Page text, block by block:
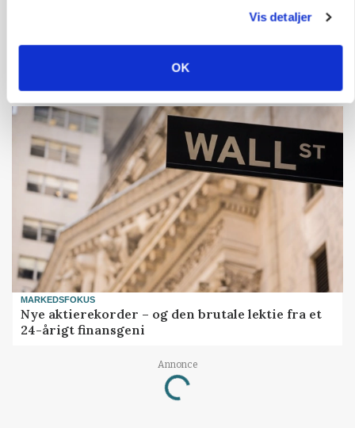
Vis detaljer
OK
MARKEDSFOKUS
Nye aktierekorder – og den brutale lektie fra et
24-årigt finansgeni
Annonce
Loading...